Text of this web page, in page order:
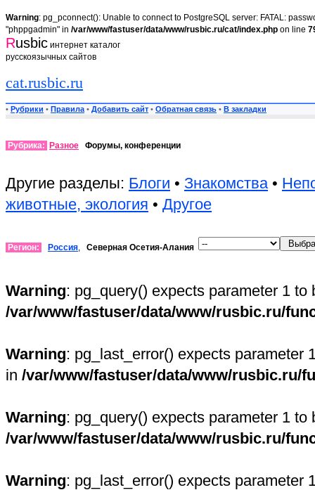
Warning: pg_pconnect(): Unable to connect to PostgreSQL server: FATAL:
"phppgadmin" in /var/www/fastuser/data/www/rusbic.ru/cat/index.php on line
Rusbic интернет каталог
русскоязычных сайтов
cat.rusbic.ru
• Рубрики • Правила • Добавить сайт • Обратная связь • В закладки
Рубрика: Разное Форумы, конференции
Другие разделы: Блоги • Знакомства•
животные, экология • Другое
Регион: Россия, Северная Осетия-Алания
Warning: pg_query() expects parameter 1
/var/www/fastuser/data/www/rusbic.ru/
Warning: pg_last_error() expects parameter
in /var/www/fastuser/data/www/rusbic.ru/
Warning: pg_query() expects parameter 1
/var/www/fastuser/data/www/rusbic.ru/
Warning: pg_last_error() expects parameter